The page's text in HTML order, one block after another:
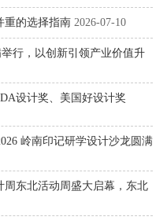
重的选择指南 2026-07-10
行，以创新引领产业价值升
设计奖、美国好设计奖
岭南印记研学设计沙龙圆满
周东北活动周盛大启幕，东北